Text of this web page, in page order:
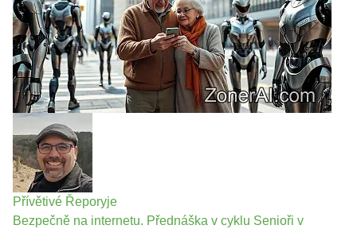
Přívětivé Řeporyje
Bezpečně na internetu. Přednáška v cyklu Senioři v